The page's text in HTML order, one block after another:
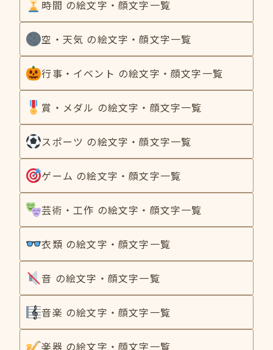
時間 の絵文字・顔文字一覧
空・天気 の絵文字・顔文字一覧
行事・イベント の絵文字・顔文字一覧
賞・メダル の絵文字・顔文字一覧
スポーツ の絵文字・顔文字一覧
ゲーム の絵文字・顔文字一覧
芸術・工作 の絵文字・顔文字一覧
衣類 の絵文字・顔文字一覧
音 の絵文字・顔文字一覧
音楽 の絵文字・顔文字一覧
楽器 の絵文字・顔文字一覧